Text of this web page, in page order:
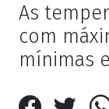
As
com
mínimas